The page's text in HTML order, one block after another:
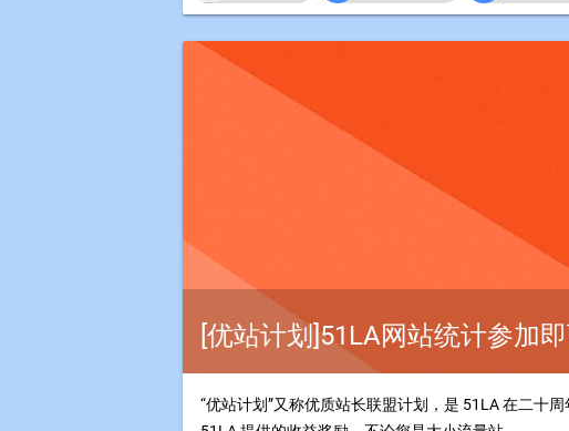
[优站计划]51LA网站统计参加
“优站计划”又称优质站长联盟计划，是 51LA 在二十